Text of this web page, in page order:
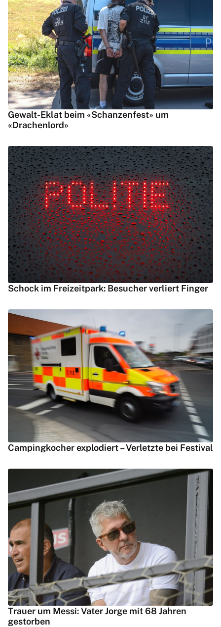
Gewalt-Eklat beim «Schanzenfest» um
«Drachenlord»
Schock im Freizeitpark: Besucher verliert Finger
Campingkocher explodiert – Verletzte bei Festival
Trauer um Messi: Vater Jorge mit 68 Jahren
gestorben